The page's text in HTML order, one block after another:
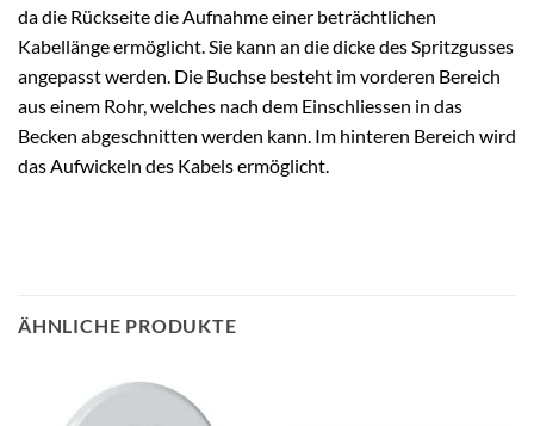
da die Rückseite die Aufnahme einer beträchtlichen
Kabellänge ermöglicht. Sie kann an die dicke des Spritzgusses
angepasst werden. Die Buchse besteht im vorderen Bereich
aus einem Rohr, welches nach dem Einschliessen in das
Becken abgeschnitten werden kann. Im hinteren Bereich wird
das Aufwickeln des Kabels ermöglicht.
ÄHNLICHE PRODUKTE